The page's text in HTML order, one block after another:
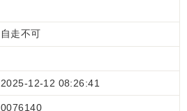
自走不可
2025-12-12 08:26:41
0076140